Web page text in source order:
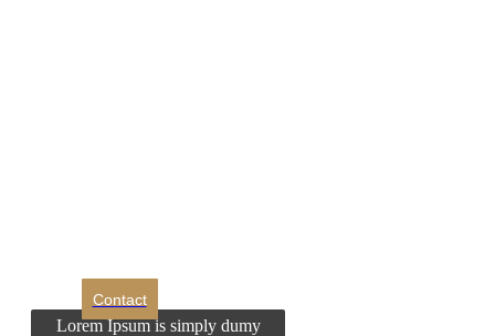
Contact
Lorem Ipsum is simply dumy